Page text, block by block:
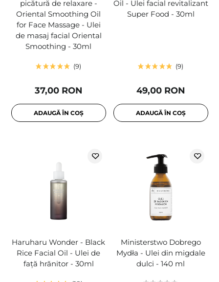
picătură de relaxare -
Oriental Smoothing Oil
for Face Massage - Ulei
de masaj facial Oriental
Smoothing - 30ml
9
37,00 RON
ADAUGĂ ÎN COȘ
Oil - Ulei facial revitalizant
Super Food - 30ml
9
49,00 RON
ADAUGĂ ÎN COȘ
Haruharu Wonder - Black
Rice Facial Oil - Ulei de
față hrănitor - 30ml
Ministerstwo Dobrego
Mydła - Ulei din migdale
dulci - 140 ml